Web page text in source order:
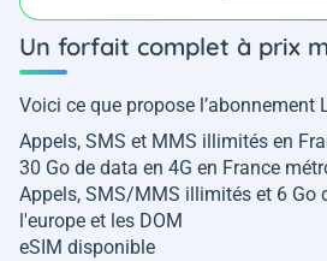
Un forfait complet à prix
Voici ce que propose l’abonnement
Appels, SMS et MMS illimités en
30 Go de data en 4G en France
Appels, SMS/MMS illimités et 6 Go
l'europe et les DOM
eSIM disponible